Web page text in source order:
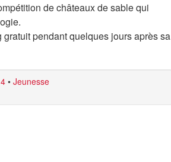
de châteaux de sable qui
pendant quelques jours après sa
• Jeunesse